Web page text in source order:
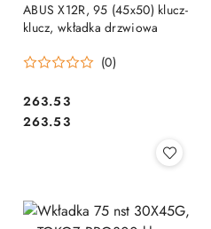
ABUS X12R, 95 (45x50) klucz-
klucz, wkładka drzwiowa
(0)
Cena:
263.53
Cena:
263.53